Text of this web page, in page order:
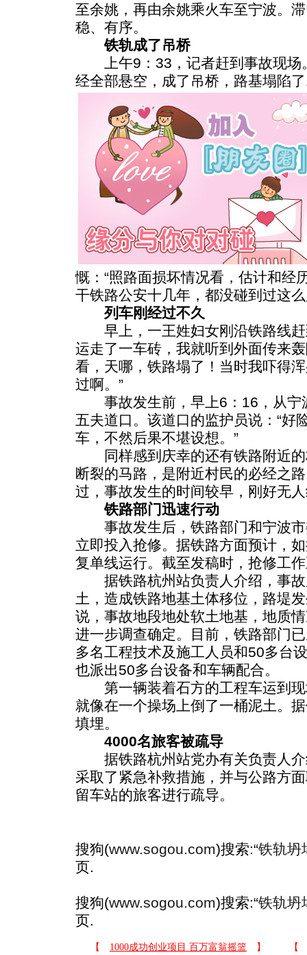
至余姚，再由余姚乘火车至宁波。
稳、有序。
铁轨成了吊桥
上午9：33，记者赶到事故现
经全部悬空，成了吊桥，路基塌陷
慨：“照路面损坏情况看，估计和经
干铁路公安十几年，都没碰到过这
列车刚经过不久
早上，一王姓妇女刚沿铁路线
运走了一车砖，我就听到外面传来
看，天哪，铁路塌了！当时我吓得
过啊。”
事故发生前，早上6：16，从宁
五夫道口。该道口的监护员说：“好
车，不然后果不堪设想。”
同样感到庆幸的还有铁路附近的
断裂的马路，是附近村民的必经之
过，事故发生的时间较早，刚好无
铁路部门迅速行动
事故发生后，铁路部门和宁波
立即投入抢修。据铁路方面预计，
复单线运行。截至发稿时，抢修工
据铁路杭州站负责人介绍，事故
土，造成铁路地基土体移位，路堤
说，事故地段地处软土地基，地质
进一步调查确定。目前，铁路部门
多名工程技术及施工人员和50多台
也派出50多台设备和车辆配合。
第一辆装着石方的工程车运到现
就像在一个操场上倒了一桶泥土。
填埋。
4000名旅客被疏导
据铁路杭州站党办有关负责人
采取了紧急补救措施，并与公路方
留车站的旅客进行疏导。
搜狗(www.sogou.com)搜索:“铁轨坍
页.
搜狗(www.sogou.com)搜索:“铁轨坍
页.